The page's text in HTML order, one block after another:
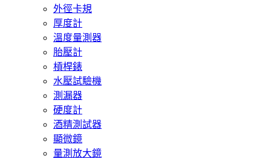
外徑卡規
厚度計
溫度量測器
胎壓計
槓桿錶
水壓試驗機
測漏器
硬度計
酒精測試器
顯微鏡
量測放大鏡